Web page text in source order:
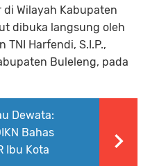
Wilayah Kabupaten
dibuka langsung oleh
TNI Harfendi, S.I.P.,
Buleleng, pada
Dewata:
Bahas
Ibu Kota